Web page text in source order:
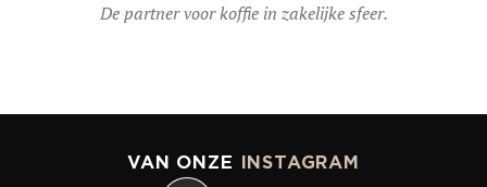
De partner voor koffie in zakelijke sfeer.
VAN ONZE INSTAGRAM